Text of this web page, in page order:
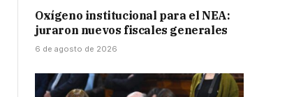
Oxígeno institucional para el NEA:
juraron nuevos fiscales generales
6 de agosto de 2026